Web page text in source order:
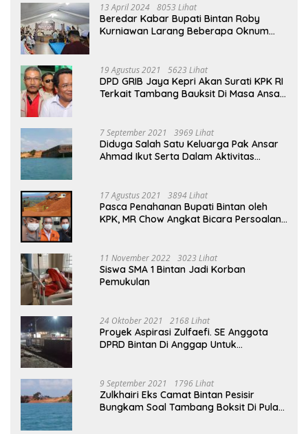
13 April 2024 8053 Lihat
Beredar Kabar Bupati Bintan Roby
Kurniawan Larang Beberapa Oknum
19 Agustus 2021 5623 Lihat
DPD GRIB Jaya Kepri Akan Surati KPK RI
Terkait Tambang Bauksit Di Masa Ansar
7 September 2021 3969 Lihat
Diduga Salah Satu Keluarga Pak Ansar
Ahmad Ikut Serta Dalam Aktivitas
17 Agustus 2021 3894 Lihat
Pasca Penahanan Bupati Bintan oleh
KPK, MR Chow Angkat Bicara Persoalan
11 November 2022 3023 Lihat
Siswa SMA 1 Bintan Jadi Korban
Pemukulan
24 Oktober 2021 2168 Lihat
Proyek Aspirasi Zulfaefi. SE Anggota
DPRD Bintan Di Anggap Untuk
9 September 2021 1796 Lihat
Zulkhairi Eks Camat Bintan Pesisir
Bungkam Soal Tambang Boksit Di Pulau